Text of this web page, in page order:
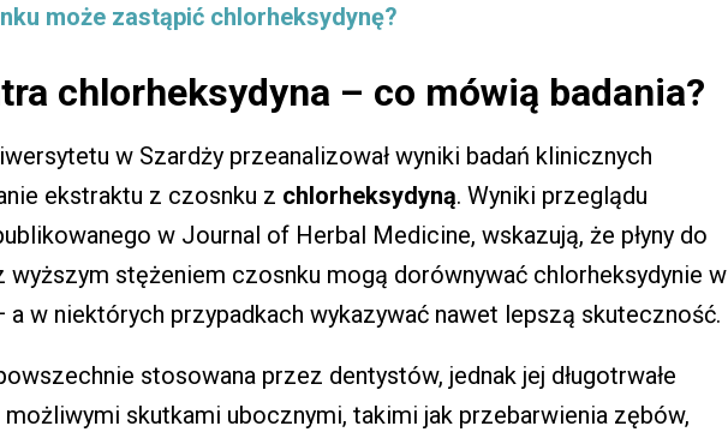
może zastąpić chlorheksydynę?
chlorheksydyna – co mówią badania?
w Szardży przeanalizował wyniki badań klinicznych
ekstraktu z czosnku z chlorheksydyną. Wyniki przeglądu
w Journal of Herbal Medicine, wskazują, że płyny do
wyższym stężeniem czosnku mogą dorównywać chlorheksydynie w
w niektórych przypadkach wykazywać nawet lepszą skuteczność.
stosowana przez dentystów, jednak jej długotrwałe
skutkami ubocznymi, takimi jak przebarwienia zębów,